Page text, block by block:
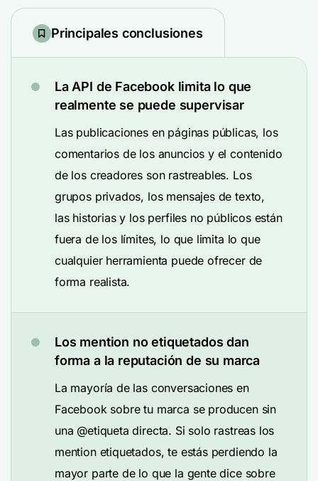
Principales conclusiones
La API de Facebook limita lo que
realmente se puede supervisar
Las publicaciones en páginas públicas, los
comentarios de los anuncios y el contenido
de los creadores son rastreables. Los
grupos privados, los mensajes de texto,
las historias y los perfiles no públicos están
fuera de los límites, lo que limita lo que
cualquier herramienta puede ofrecer de
forma realista.
Los mention no etiquetados dan
forma a la reputación de su marca
La mayoría de las conversaciones en
Facebook sobre tu marca se producen sin
una @etiqueta directa. Si solo rastreas los
mention etiquetados, te estás perdiendo la
mayor parte de lo que la gente dice sobre